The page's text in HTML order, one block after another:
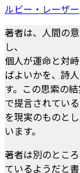
ルビー・レーザー
著者は、人間の
し、
個人が運命と対
ばよいかを、詩
す。この思索の
で提言されてい
を現実のものと
います。
著者は別のとこ
ているようだと